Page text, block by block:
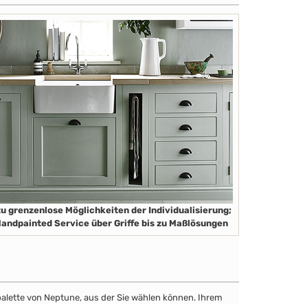
grenzenlose Möglichkeiten der Individualisierung;
Service über Griffe bis zu Maßlösungen
von Neptune, aus der Sie wählen können. Ihrem